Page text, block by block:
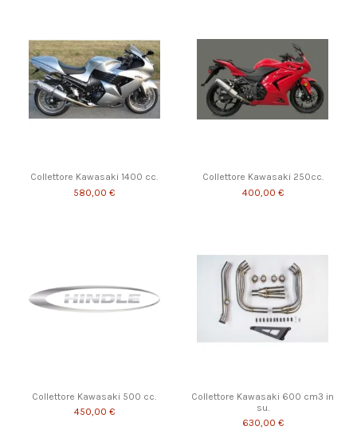
Collettore Kawasaki 1400 cc.
580,00 €
Collettore Kawasaki 250cc.
400,00 €
Collettore Kawasaki 500 cc.
450,00 €
Collettore Kawasaki 600 cm3 in
su.
630,00 €